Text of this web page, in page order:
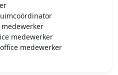
medewerker
medewerker
medewerker